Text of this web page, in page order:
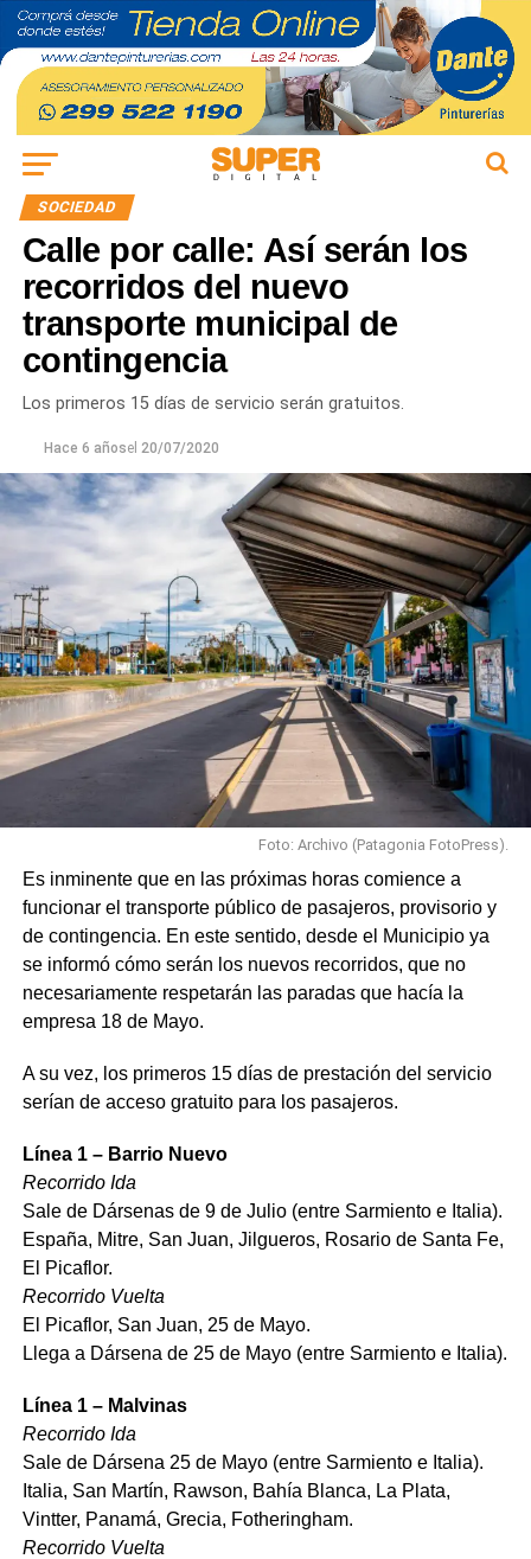
SOCIEDAD
Calle por calle: Así serán los
recorridos del nuevo
transporte municipal de
contingencia
Los primeros 15 días de servicio serán gratuitos.
Hace 6 añosel 20/07/2020
Foto: Archivo (Patagonia FotoPress).
Es inminente que en las próximas horas comience a
funcionar el transporte público de pasajeros, provisorio y
de contingencia. En este sentido, desde el Municipio ya
se informó cómo serán los nuevos recorridos, que no
necesariamente respetarán las paradas que hacía la
empresa 18 de Mayo.
A su vez, los primeros 15 días de prestación del servicio
serían de acceso gratuito para los pasajeros.
Línea 1 – Barrio Nuevo
Recorrido Ida
Sale de Dársenas de 9 de Julio (entre Sarmiento e Italia).
España, Mitre, San Juan, Jilgueros, Rosario de Santa Fe,
El Picaflor.
Recorrido Vuelta
El Picaflor, San Juan, 25 de Mayo.
Llega a Dársena de 25 de Mayo (entre Sarmiento e Italia).
Línea 1 – Malvinas
Recorrido Ida
Sale de Dársena 25 de Mayo (entre Sarmiento e Italia).
Italia, San Martín, Rawson, Bahía Blanca, La Plata,
Vintter, Panamá, Grecia, Fotheringham.
Recorrido Vuelta